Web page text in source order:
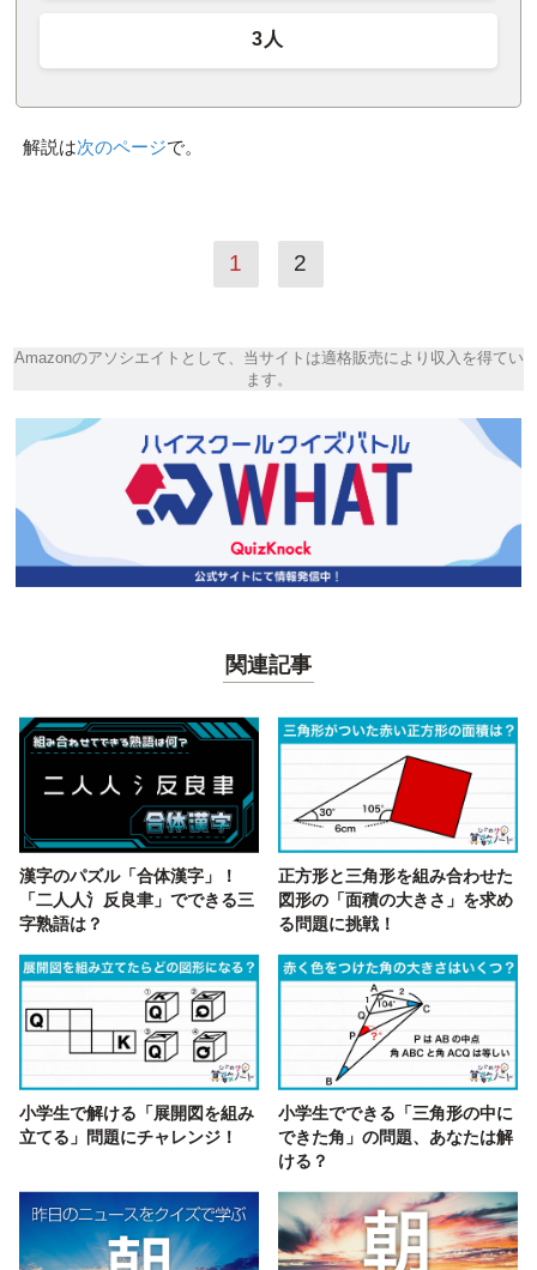
3人
解説は次のページで。
1 2
Amazonのアソシエイトとして、当サイトは適格販売により収入を得てい
ます。
関連記事
漢字のパズル「合体漢字」！
「二人人氵反良聿」でできる三
字熟語は？
正方形と三角形を組み合わせた
図形の「面積の大きさ」を求め
る問題に挑戦！
小学生で解ける「展開図を組み
立てる」問題にチャレンジ！
小学生でできる「三角形の中に
できた角」の問題、あなたは解
ける？